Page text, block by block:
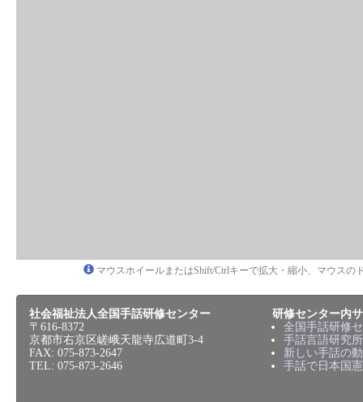
マウスホイールまたはShift/Ctrlキーで拡大・縮小、マウスの
社会福祉法人全国手話研修センター
〒616-8372
京都市右京区嵯峨天龍寺広道町3-4
FAX: 075-873-2647
TEL: 075-873-2646
研修センター内
全国手話研修
手話言語研究所
新しい手話の
手話で日本国